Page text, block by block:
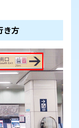
き方